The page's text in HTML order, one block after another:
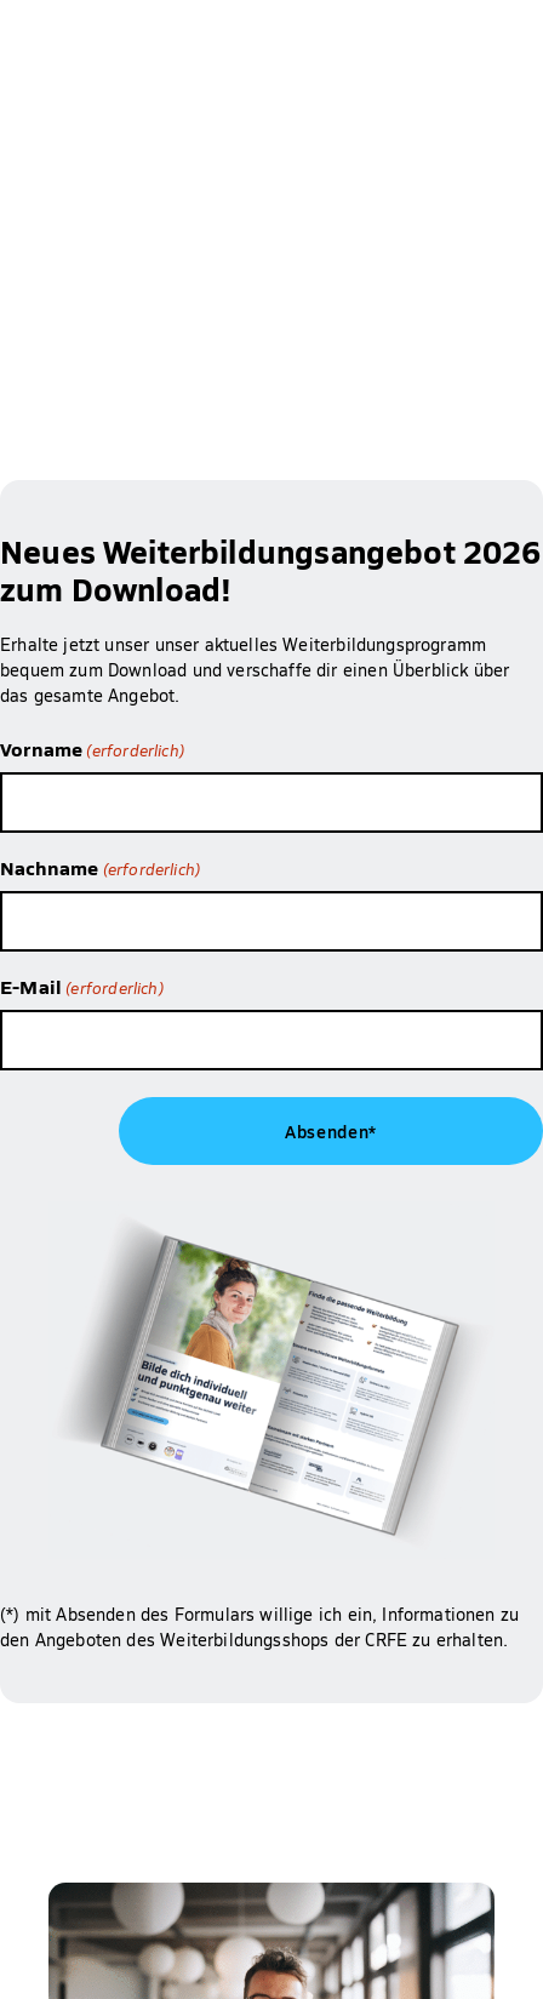
Neues Weiterbildungsangebot 2026
zum Download!
Erhalte jetzt unser unser aktuelles Weiterbildungsprogramm
bequem zum Download und verschaffe dir einen Überblick über
das gesamte Angebot.
Vorname (erforderlich)
Nachname (erforderlich)
E-Mail (erforderlich)
(*) mit Absenden des Formulars willige ich ein, Informationen zu
den Angeboten des Weiterbildungsshops der CRFE zu erhalten.